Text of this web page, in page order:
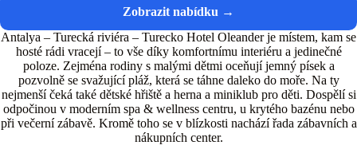
Antalya – Turecká riviéra – Turecko Hotel Oleander je místem, kam se
hosté rádi vracejí – to vše díky komfortnímu interiéru a jedinečné
poloze. Zejména rodiny s malými dětmi oceňují jemný písek a
pozvolně se svažující pláž, která se táhne daleko do moře. Na ty
nejmenší čeká také dětské hřiště a herna a miniklub pro děti. Dospělí si
odpočinou v moderním spa & wellness centru, u krytého bazénu nebo
při večerní zábavě. Kromě toho se v blízkosti nachází řada zábavních a
nákupních center.